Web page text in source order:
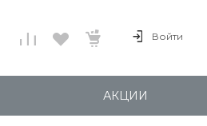
Войти
АКЦИИ